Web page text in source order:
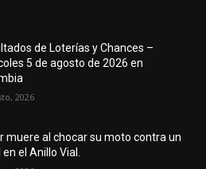
de Loterías y Chances –
5 de agosto de 2026 en
2026
muere al chocar su moto contra un
el Anillo Vial.